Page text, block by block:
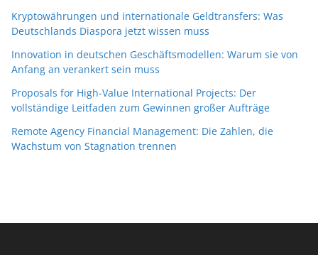
Kryptowährungen und internationale Geldtransfers: Was
Deutschlands Diaspora jetzt wissen muss
Innovation in deutschen Geschäftsmodellen: Warum sie von
Anfang an verankert sein muss
Proposals for High-Value International Projects: Der
vollständige Leitfaden zum Gewinnen großer Aufträge
Remote Agency Financial Management: Die Zahlen, die
Wachstum von Stagnation trennen